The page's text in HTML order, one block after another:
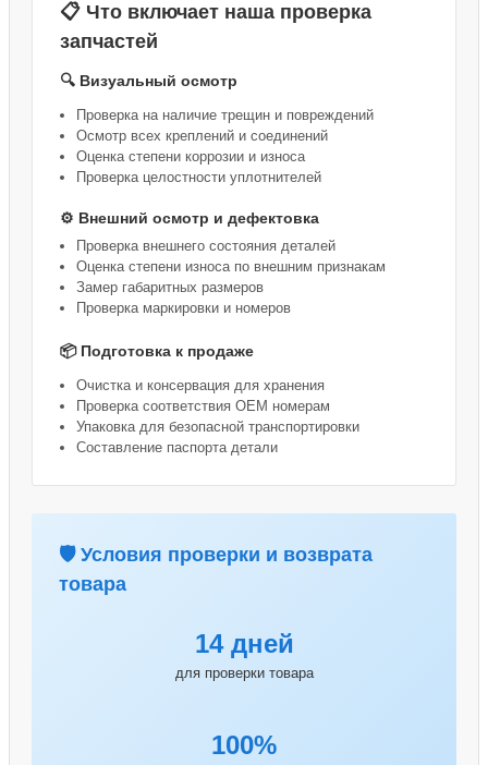
📋 Что включает наша проверка
запчастей
🔍 Визуальный осмотр
Проверка на наличие трещин и повреждений
Осмотр всех креплений и соединений
Оценка степени коррозии и износа
Проверка целостности уплотнителей
⚙️ Внешний осмотр и дефектовка
Проверка внешнего состояния деталей
Оценка степени износа по внешним признакам
Замер габаритных размеров
Проверка маркировки и номеров
📦 Подготовка к продаже
Очистка и консервация для хранения
Проверка соответствия OEM номерам
Упаковка для безопасной транспортировки
Составление паспорта детали
🛡️ Условия проверки и возврата
товара
14 дней
для проверки товара
100%